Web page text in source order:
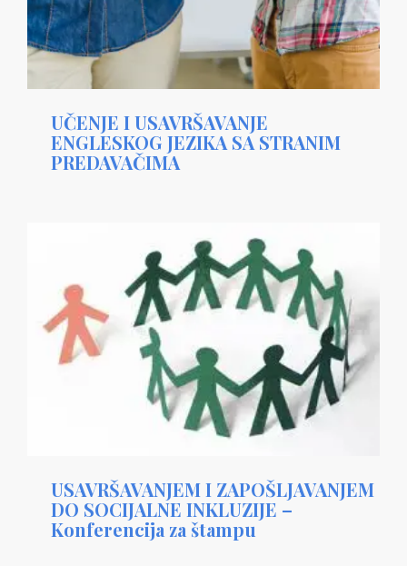
UČENJE I USAVRŠAVANJE
ENGLESKOG JEZIKA SA STRANIM
PREDAVAČIMA
USAVRŠAVANJEM I ZAPOŠLJAVANJEM
DO SOCIJALNE INKLUZIJE –
Konferencija za štampu